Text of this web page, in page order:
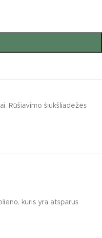
, Rūšiavimo šiukšliadėžės
kuris yra atsparus